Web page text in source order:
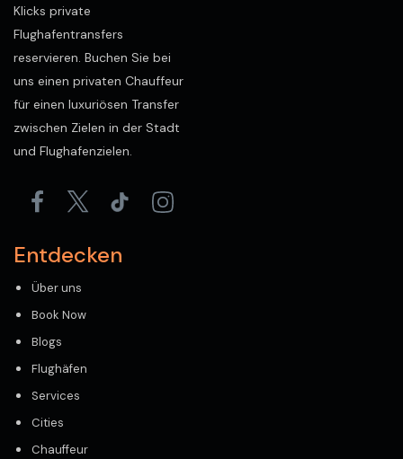
Klicks private
Flughafentransfers
reservieren. Buchen Sie bei
uns einen privaten Chauffeur
für einen luxuriösen Transfer
zwischen Zielen in der Stadt
und Flughafenzielen.
Entdecken
Über uns
Book Now
Blogs
Flughäfen
Services
Cities
Chauffeur